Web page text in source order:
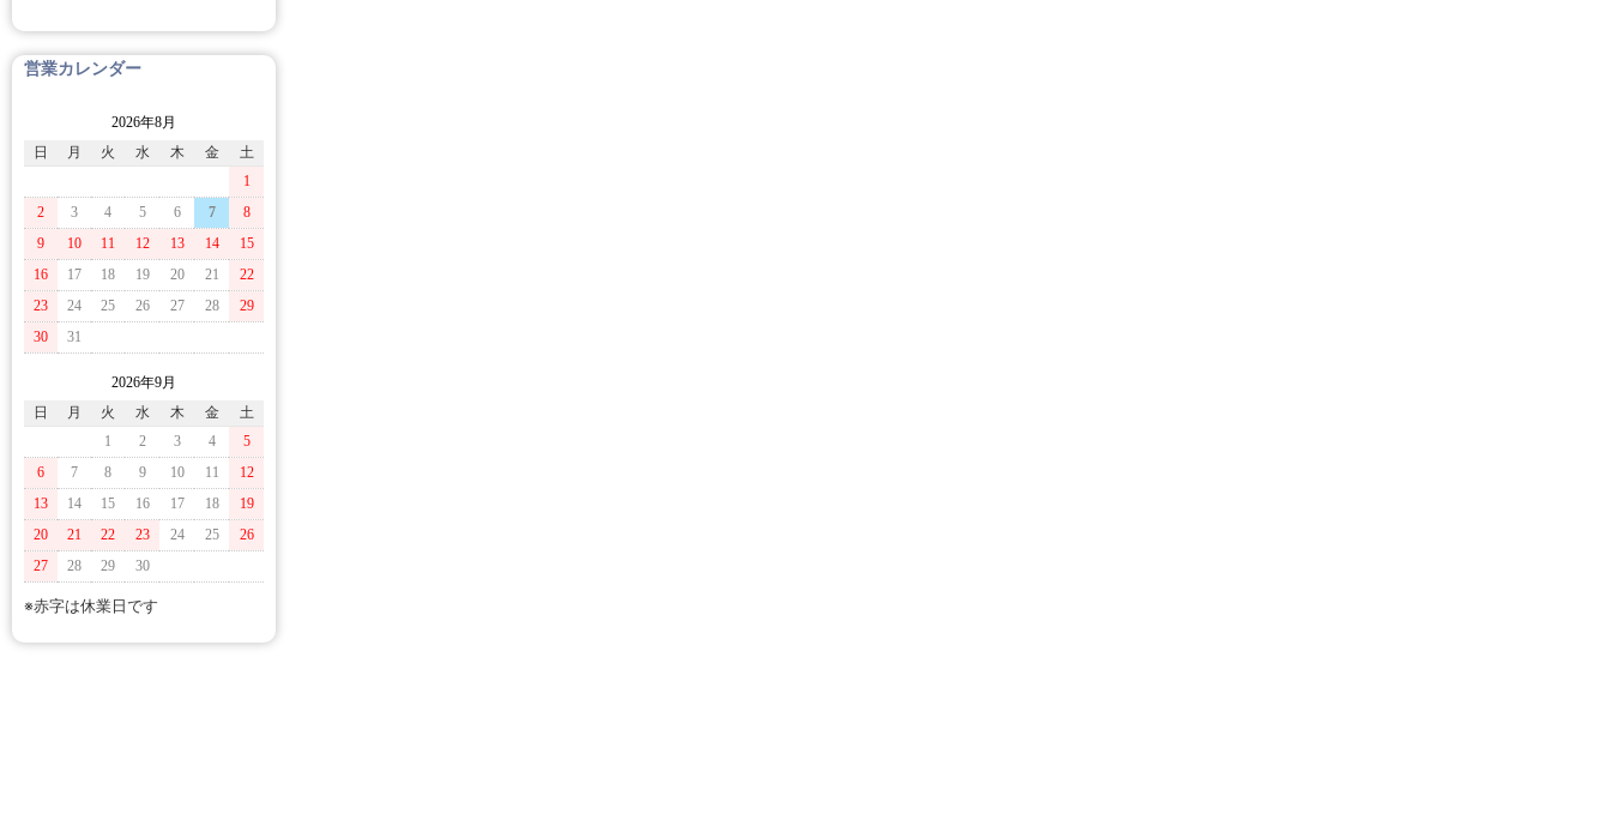
営業カレンダー
2026年8月
日
月 火 水 木 金
土
1
2
3 4 5 6 7
8
9
10 11 12 13 14
15
16
17 18 19 20 21
22
23
24 25 26 27 28
29
30
31
2026年9月
日
月 火 水 木 金
土
1
2 3 4
5
6
7 8 9 10 11
12
13
14 15 16 17 18
19
20
21 22 23 24 25
26
27
28 29 30
※赤字は休業日です